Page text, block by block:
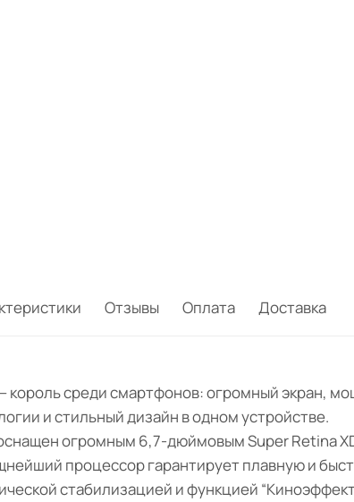
Отзывы Оплата Доставка
король среди смартфонов: огромный экран,
и стильный дизайн в одном устройстве.
огромным 6,7-дюймовым Super Retina
процессор гарантирует плавную и
стабилизацией и функцией